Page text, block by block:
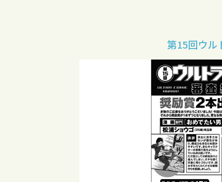
第15回ウル